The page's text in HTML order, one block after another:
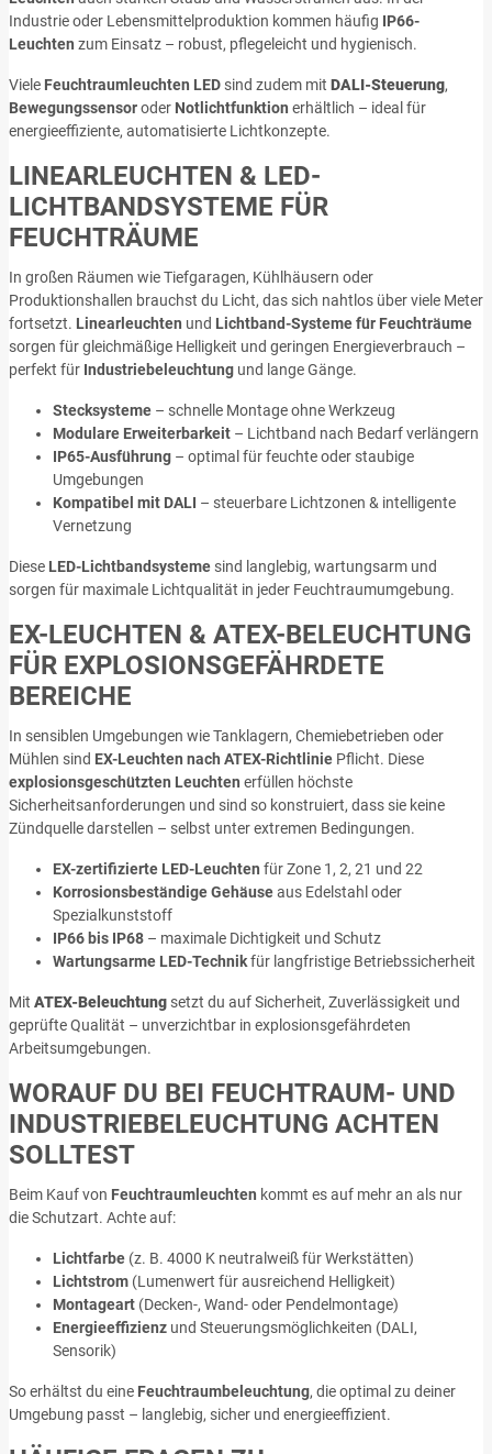
Industrie oder Lebensmittelproduktion kommen häufig IP66-
Leuchten zum Einsatz – robust, pflegeleicht und hygienisch.
Viele Feuchtraumleuchten LED sind zudem mit DALI-Steuerung,
Bewegungssensoroder Notlichtfunktion erhältlich – ideal für
energieeffiziente, automatisierte Lichtkonzepte.
LINEARLEUCHTEN & LED-
LICHTBANDSYSTEME FÜR
FEUCHTRÄUME
In großen Räumen wie Tiefgaragen, Kühlhäusern oder
Produktionshallen brauchst du Licht, das sich nahtlos über viele Meter
fortsetzt. Linearleuchten und Lichtband-Systeme für Feuchträume
sorgen für gleichmäßige Helligkeit und geringen Energieverbrauch –
perfekt für Industriebeleuchtung und lange Gänge.
Stecksysteme – schnelle Montage ohne Werkzeug
Modulare Erweiterbarkeit – Lichtband nach Bedarf verlängern
IP65-Ausführung – optimal für feuchte oder staubige
Umgebungen
Kompatibel mit DALI – steuerbare Lichtzonen & intelligente
Vernetzung
Diese LED-Lichtbandsysteme sind langlebig, wartungsarm und
sorgen für maximale Lichtqualität in jeder Feuchtraumumgebung.
EX-LEUCHTEN & ATEX-BELEUCHTUNG
FÜR EXPLOSIONSGEFÄHRDETE
BEREICHE
In sensiblen Umgebungen wie Tanklagern, Chemiebetrieben oder
Mühlen sind EX-Leuchten nach ATEX-Richtlinie Pflicht. Diese
explosionsgeschützten Leuchten erfüllen höchste
Sicherheitsanforderungen und sind so konstruiert, dass sie keine
Zündquelle darstellen – selbst unter extremen Bedingungen.
EX-zertifizierte LED-Leuchten für Zone 1, 2, 21 und 22
Korrosionsbeständige Gehäuseaus Edelstahl oder
Spezialkunststoff
IP66 bis IP68 – maximale Dichtigkeit und Schutz
Wartungsarme LED-Technikfür langfristige Betriebssicherheit
Mit ATEX-Beleuchtung setzt du auf Sicherheit, Zuverlässigkeit und
geprüfte Qualität – unverzichtbar in explosionsgefährdeten
Arbeitsumgebungen.
WORAUF DU BEI FEUCHTRAUM- UND
INDUSTRIEBELEUCHTUNG ACHTEN
SOLLTEST
Beim Kauf von Feuchtraumleuchten kommt es auf mehr an als nur
die Schutzart. Achte auf:
Lichtfarbe (z. B. 4000 K neutralweiß für Werkstätten)
Lichtstrom (Lumenwert für ausreichend Helligkeit)
Montageart (Decken-, Wand- oder Pendelmontage)
Energieeffizienz und Steuerungsmöglichkeiten (DALI,
Sensorik)
So erhältst du eine Feuchtraumbeleuchtung, die optimal zu deiner
Umgebung passt – langlebig, sicher und energieeffizient.